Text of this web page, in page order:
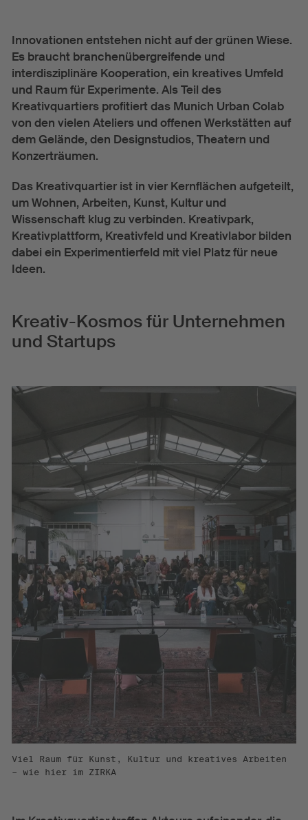
Innovationen entstehen nicht auf der grünen Wiese.
Es braucht branchenübergreifende und
interdisziplinäre Kooperation, ein kreatives Umfeld
und Raum für Experimente. Als Teil des
Kreativquartiers profitiert das Munich Urban Colab
von den vielen Ateliers und offenen Werkstätten auf
dem Gelände, den Designstudios, Theatern und
Konzerträumen.
Das Kreativquartier ist in vier Kernflächen aufgeteilt,
um Wohnen, Arbeiten, Kunst, Kultur und
Wissenschaft klug zu verbinden. Kreativpark,
Kreativplattform, Kreativfeld und Kreativlabor bilden
dabei ein Experimentierfeld mit viel Platz für neue
Ideen.
Kreativ-Kosmos für Unternehmen
und Startups
Viel Raum für Kunst, Kultur und kreatives Arbeiten
– wie hier im ZIRKA